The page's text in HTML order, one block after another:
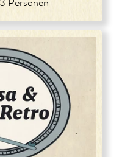
Personen